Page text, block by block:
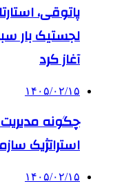
پاتوقی،
لجستیک بار
آغاز کرد
۱۴۰۵/۰۲/۱۵
چگونه مدیریت
استراتژیک
۱۴۰۵/۰۲/۱۵